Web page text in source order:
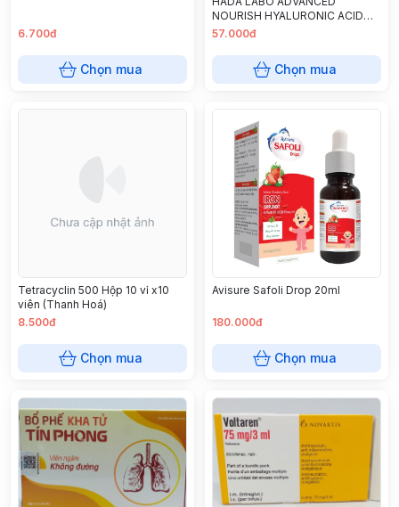
6.700đ
Chọn mua
NOURISH HYALURONIC ACID
CLEANSER 80G - VIETNAM
57.000đ
Chọn mua
Tetracyclin 500 Hộp 10 vỉ x10
viên (Thanh Hoá)
8.500đ
Chọn mua
Avisure Safoli Drop 20ml
180.000đ
Chọn mua